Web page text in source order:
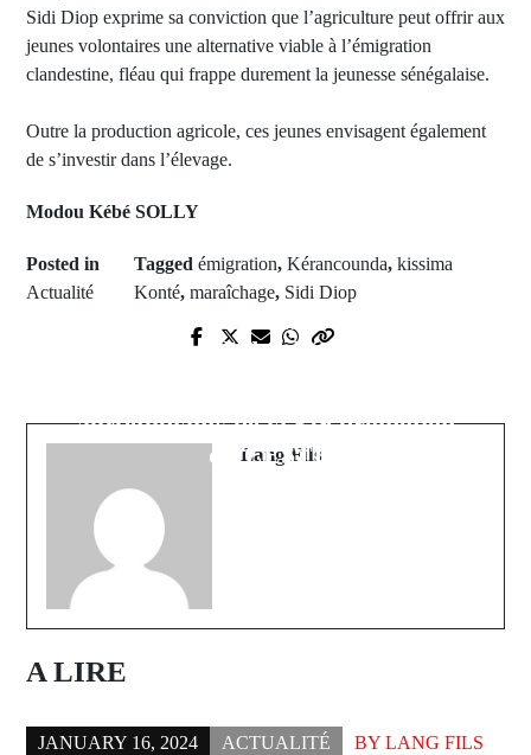
Sidi Diop exprime sa conviction que l’agriculture peut offrir aux
jeunes volontaires une alternative viable à l’émigration
clandestine, fléau qui frappe durement la jeunesse sénégalaise.
Outre la production agricole, ces jeunes envisagent également
de s’investir dans l’élevage.
Modou Kébé SOLLY
Posted in
Actualité
Tagged émigration, Kérancounda, kissima
Konté, maraîchage, Sidi Diop
Usurpation d'identité au Dinamo
jumeau
aux étudiants de la 51e promotion
du CESTI
Lang Fils
A LIRE
JANUARY 16, 2024 ACTUALITÉ BY LANG FILS